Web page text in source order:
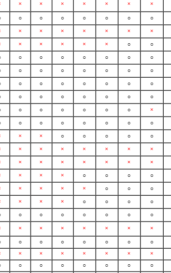
× × × × × × ×
○ ○ ○ ○ ○ ○ ○
× × × × × × ×
× × × × × ○ ○
○ ○ ○ ○ ○ ○ ○
○ ○ ○ ○ ○ ○ ○
○ ○ ○ ○ ○ ○ ○
○ ○ ○ ○ ○ ○ ○
○ ○ ○ ○ ○ ○ ×
○ ○ ○ ○ ○ ○ ○
× × ○ ○ ○ ○ ○
× × × × × × ×
× × × × × × ×
× × × ○ ○ ○ ○
× × × × ○ ○ ○
× × × ○ ○ ○ ○
○ ○ ○ ○ ○ ○ ○
× × × × × × ×
○ ○ ○ ○ ○ ○ ○
× × × × × × ×
○ ○ ○ ○ ○ ○ ○